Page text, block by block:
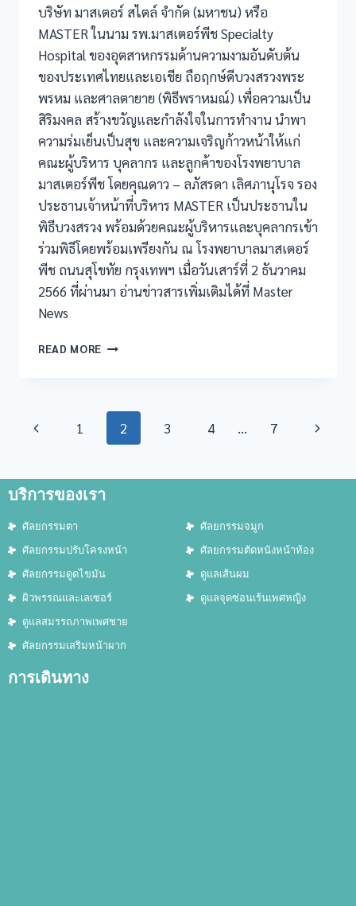
บริษัท มาสเตอร์ สไตล์ จำกัด (มหาชน) หรือ
MASTER ในนาม รพ.มาสเตอร์พีช Specialty
Hospital ของอุตสาหกรรมด้านความงามอันดับต้น
ของประเทศไทยและเอเชีย ถือฤกษ์ดีบวงสรวงพระ
พรหม และศาลตายาย (พิธีพราหมณ์) เพื่อความเป็น
สิริมงคล สร้างขวัญและกำลังใจในการทำงาน นำพา
ความร่มเย็นเป็นสุข และความเจริญก้าวหน้าให้แก่
คณะผู้บริหาร บุคลากร และลูกค้าของโรงพยาบาล
มาสเตอร์พีช โดยคุณดาว – ลภัสรดา เลิศภานุโรจ รอง
ประธานเจ้าหน้าที่บริหาร MASTER เป็นประธานใน
พิธีบวงสรวง พร้อมด้วยคณะผู้บริหารและบุคลากรเข้า
ร่วมพิธีโดยพร้อมเพรียงกัน ณ โรงพยาบาลมาสเตอร์
พีช ถนนสุโขทัย กรุงเทพฯ เมื่อวันเสาร์ที่ 2 ธันวาคม
2566 ที่ผ่านมา อ่านข่าวสารเพิ่มเติมได้ที่ Master
News
READ MORE
1 2 3 4 … 7
บริการของเรา
ศัลยกรรมตา
ศัลยกรรมปรับโครงหน้า
ศัลยกรรมดูดไขมัน
ผิวพรรณและเลเซอร์
ดูแลสมรรถภาพเพศชาย
ศัลยกรรมเสริมหน้าผาก
ศัลยกรรมจมูก
ศัลยกรรมตัดหนังหน้าท้อง
ดูแลเส้นผม
ดูแลจุดซ่อนเร้นเพศหญิง
การเดินทาง